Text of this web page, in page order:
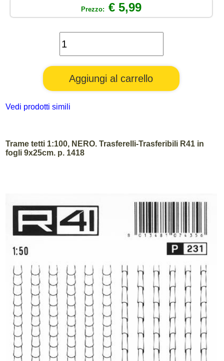
Prezzo: € 5,99
Vedi prodotti simili
Trame tetti 1:100, NERO. Trasferelli-Trasferibili R41 in
fogli 9x25cm. p. 1418